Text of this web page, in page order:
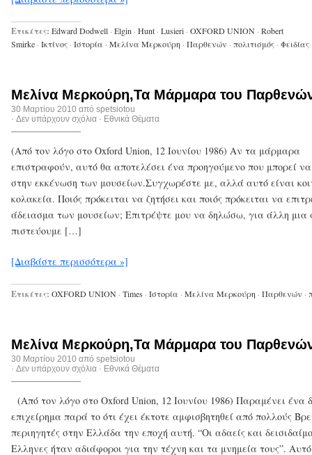
Ετικέτες: Edward Dodwell · Elgin · Hunt · Lusieri · OXFORD UNION · Robert
Smirke · Ικτίνος · Ιστορία · Μελίνα Μερκούρη · Παρθενών · πολιτισμός · Φειδίας
Μελίνα Μερκούρη,Τα Μάρμαρα του
30 Μαρτίου 2010 από spetsiotou
· Δεν υπάρχουν σχόλια · Εθνικά Θέματα
(Από τον λόγο στο Oxford Union, 12 Ιουνίου 1986) Αν τα μάρμαρα
επιστραφούν, αυτό θα αποτελέσει ένα προηγούμενο που μπορεί να
στην εκκένωση των μουσείων.Συγχωρέστε με, αλλά αυτό είναι
κολακεία. Ποιός πρόκειται να ζητήσει και ποιός πρόκειται να
άδειασμα των μουσείων; Επιτρέψτε μου να δηλώσω, για άλλη μια
πιστεύουμε […]
[Διαβάστε περισσότερα »]
Ετικέτες: OXFORD UNION · Times · Ιστορία · Μελίνα Μερκούρη · Παρθενών ·
Μελίνα Μερκούρη,Τα Μάρμαρα του
30 Μαρτίου 2010 από spetsiotou
· Δεν υπάρχουν σχόλια · Εθνικά Θέματα
(Από τον λόγο στο Oxford Union, 12 Ιουνίου 1986) Παραμένει ένα
επιχείρημα παρά το ότι έχει έκτοτε αμφισβητηθεί από πολλούς
περιηγητές στην Ελλάδα την εποχή αυτή. “Οι αδαείς και
Ελληνες ήταν αδιάφοροι για την τέχνη και τα μνημεία τους”.